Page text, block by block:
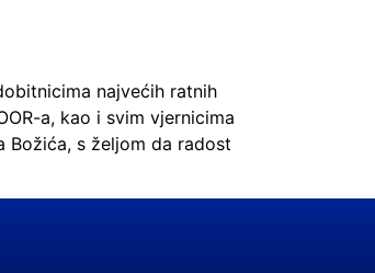
najvećih ratnih
a, kao i svim vjernicima
Božića, s željom da radost